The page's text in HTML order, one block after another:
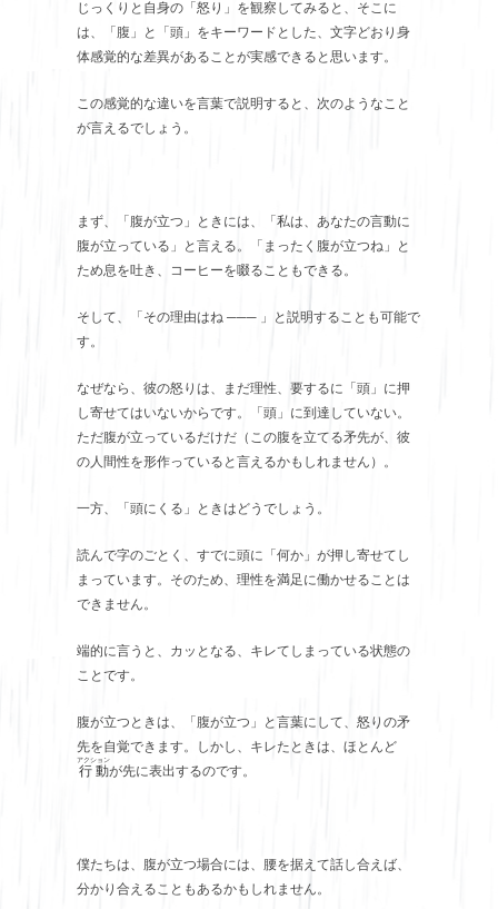
じっくりと自身の「怒り」を観察してみると、そこに
は、「腹」と「頭」をキーワードとした、文字どおり身
体感覚的な差異があることが実感できると思います。
この感覚的な違いを言葉で説明すると、次のようなこと
が言えるでしょう。
まず、「腹が立つ」ときには、「私は、あなたの言動に
腹が立っている」と言える。「まったく腹が立つね」と
ため息を吐き、コーヒーを啜ることもできる。
そして、「その理由はね ─── 」と説明することも可能で
す。
なぜなら、彼の怒りは、まだ理性、要するに「頭」に押
し寄せてはいないからです。「頭」に到達していない。
ただ腹が立っているだけだ（この腹を立てる矛先が、彼
の人間性を形作っていると言えるかもしれません）。
一方、「頭にくる」ときはどうでしょう。
読んで字のごとく、すでに頭に「何か」が押し寄せてし
まっています。そのため、理性を満足に働かせることは
できません。
端的に言うと、カッとなる、キレてしまっている状態の
ことです。
腹が立つときは、「腹が立つ」と言葉にして、怒りの矛
先を自覚できます。しかし、キレたときは、ほとんど
行動
アクション
が先に表出するのです。
僕たちは、腹が立つ場合には、腰を据えて話し合えば、
分かり合えることもあるかもしれません。